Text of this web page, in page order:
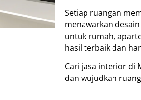
Setiap ruangan
menawarkan
untuk rumah,
hasil terbaik dan
Cari jasa interior di
dan wujudkan